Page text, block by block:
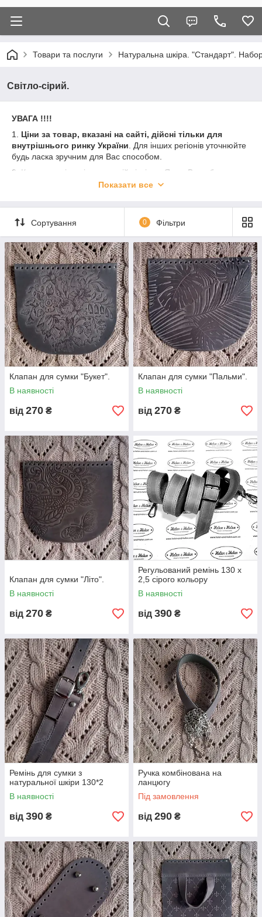
Товари та послуги Натуральна шкіра. "Стандарт".
Світло-сірий.
УВАГА !!!!
1.
Ціни за товар, вказані на сайті, дійсні тільки для
внутрішнього ринку України . Для інших регіонів уточнюйте
будь ласка зручним для Вас способом.
2. Кожна партія шкіри має свій відтінок. Якщо Ви робите
закупівлю не набором, але для Вас принципово отримати всі
до замовлення. Ми постараємося підібрати для Вас всі з
однієї партії.
Показати все
Сортування 0 Фільтри
Клапан для сумки "Букет".
В наявності
від 270 ₴
Клапан для сумки "Пальми".
В наявності
від 270 ₴
Клапан для сумки "Літо".
В наявності
від 270 ₴
Регульований ремінь 130 х
2,5 сірого кольору
В наявності
від 390 ₴
Ремінь для сумки з
натуральної шкіри 130*2
В наявності
від 390 ₴
Ручка комбінована на
ланцюгу
Під замовлення
від 290 ₴